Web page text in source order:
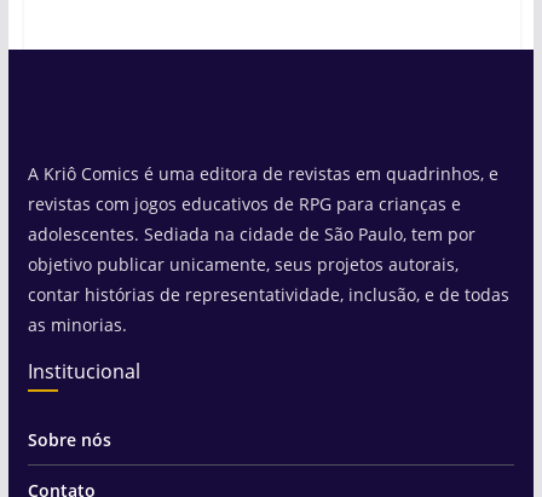
A Kriô Comics é uma editora de revistas em quadrinhos, e
revistas com jogos educativos de RPG para crianças e
adolescentes. Sediada na cidade de São Paulo, tem por
objetivo publicar unicamente, seus projetos autorais,
contar histórias de representatividade, inclusão, e de todas
as minorias.
Institucional
Sobre nós
Contato